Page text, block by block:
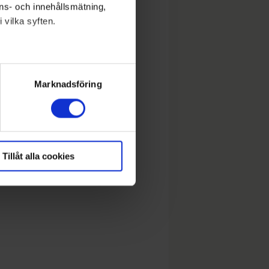
och innehållsmätning,
vilka syften.
meter
Marknadsföring
Tillåt alla cookies